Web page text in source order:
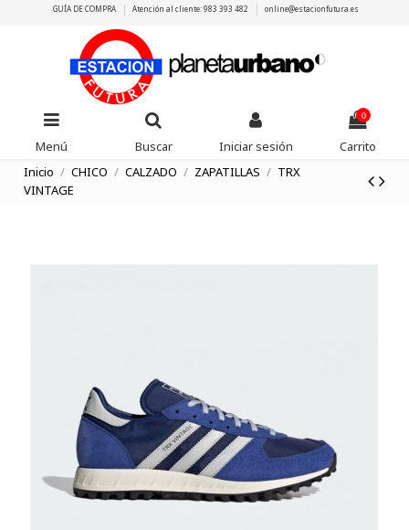
GUÍA DE COMPRA Atención al cliente: 983 393 482 online@estacionfutura.es
Menú Buscar Iniciar sesión
0
Carrito
Inicio
CHICO CALZADO ZAPATILLAS
TRX
VINTAGE